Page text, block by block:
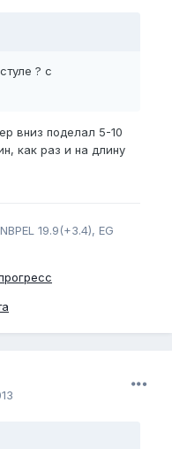
? с
вниз поделал 5-10
как раз и на длину
19.9(+3.4), EG